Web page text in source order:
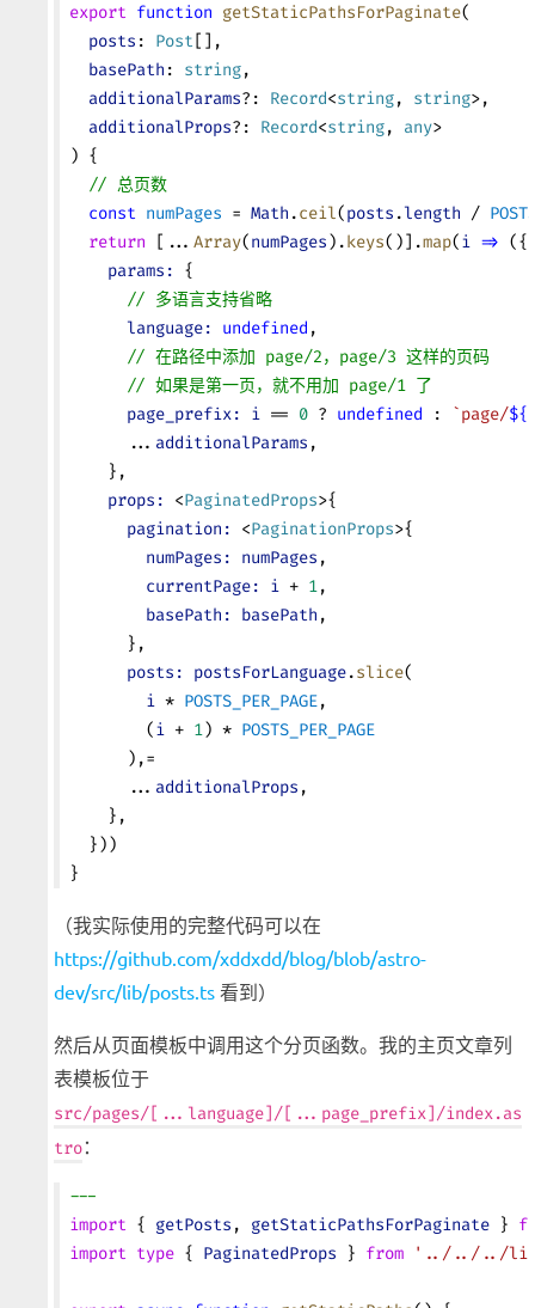
export function getStaticPathsForPaginate(
  posts
: Post [],
  basePath
: string,
  additionalParams
?: Record<string, string>,
  additionalProps
?: Record<string, any>
) {
  // 总页数
  const
numPages = Math .ceil(posts .length /
  return
[... Array(numPages).keys()].map(i => ({
    params:
{
      // 多语言支持省略
      language:
undefined ,
      // 在路径中添加 page/2，page/3 这样的页码
      // 如果是第一页，就不用加 page/1 了
      page_prefix:
i == 0 ? undefined : `page/${
      ...
additionalParams ,
    },
    props:
<PaginatedProps>{
      pagination:
<PaginationProps>{
        numPages:
numPages ,
        currentPage:
i + 1,
        basePath:
basePath ,
      },
      posts:
postsForLanguage.slice(
        i
* POSTS_PER_PAGE,
        (
i + 1) * POSTS_PER_PAGE
      ),=
      ...
additionalProps ,
    },
  }))
}
（我实际使用的完整代码可以在
https://github.com/xddxdd/blog/blob/astro-
dev/src/lib/posts.ts 看到）
然后从页面模板中调用这个分页函数。我的主页文章列
表模板位于
src/pages/[...language]/[...page_prefix]/index.as
tro：
---
import { getPosts , getStaticPathsForPaginate }
import type { PaginatedProps } from '../../../lib/